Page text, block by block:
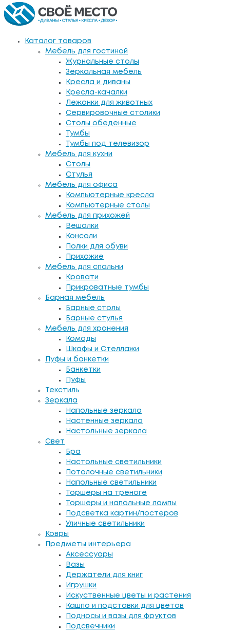
Каталог товаров
Мебель для гостиной
Журнальные столы
Зеркальная мебель
Кресла и диваны
Кресла-качалки
Лежанки для животных
Сервировочные столики
Столы обеденные
Тумбы
Тумбы под телевизор
Мебель для кухни
Столы
Стулья
Мебель для офиса
Компьютерные кресла
Компьютерные столы
Мебель для прихожей
Вешалки
Консоли
Полки для обуви
Прихожие
Мебель для спальни
Кровати
Прикроватные тумбы
Барная мебель
Барные столы
Барные стулья
Мебель для хранения
Комоды
Шкафы и Стеллажи
Пуфы и банкетки
Банкетки
Пуфы
Текстиль
Зеркала
Напольные зеркала
Настенные зеркала
Настольные зеркала
Свет
Бра
Настольные светильники
Потолочные светильники
Напольные светильники
Торшеры на треноге
Торшеры и напольные лампы
Подсветка картин/постеров
Уличные светильники
Ковры
Предметы интерьера
Аксессуары
Вазы
Держатели для книг
Игрушки
Искуственные цветы и растения
Кашпо и подставки для цветов
Подносы и вазы для фруктов
Подсвечники